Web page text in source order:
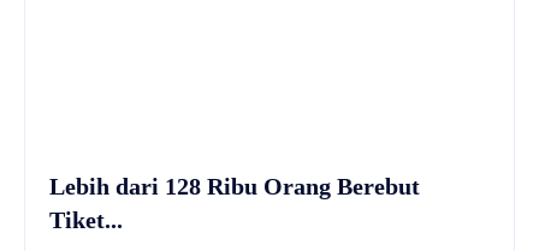
Lebih dari 128 Ribu Orang Berebut
Tiket...